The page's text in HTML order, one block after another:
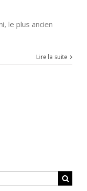
le plus ancien
Lire la suite